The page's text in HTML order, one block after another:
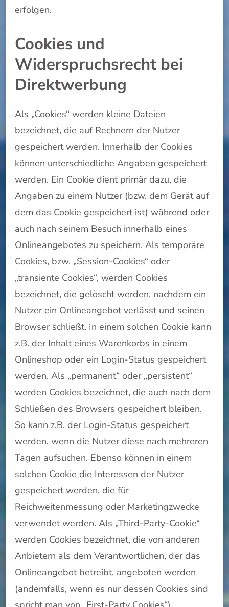
erfolgen.
Cookies und
Widerspruchsrecht bei
Direktwerbung
Als „Cookies“ werden kleine Dateien
bezeichnet, die auf Rechnern der Nutzer
gespeichert werden. Innerhalb der Cookies
können unterschiedliche Angaben gespeichert
werden. Ein Cookie dient primär dazu, die
Angaben zu einem Nutzer (bzw. dem Gerät auf
dem das Cookie gespeichert ist) während oder
auch nach seinem Besuch innerhalb eines
Onlineangebotes zu speichern. Als temporäre
Cookies, bzw. „Session-Cookies“ oder
„transiente Cookies“, werden Cookies
bezeichnet, die gelöscht werden, nachdem ein
Nutzer ein Onlineangebot verlässt und seinen
Browser schließt. In einem solchen Cookie kann
z.B. der Inhalt eines Warenkorbs in einem
Onlineshop oder ein Login-Status gespeichert
werden. Als „permanent“ oder „persistent“
werden Cookies bezeichnet, die auch nach dem
Schließen des Browsers gespeichert bleiben.
So kann z.B. der Login-Status gespeichert
werden, wenn die Nutzer diese nach mehreren
Tagen aufsuchen. Ebenso können in einem
solchen Cookie die Interessen der Nutzer
gespeichert werden, die für
Reichweitenmessung oder Marketingzwecke
verwendet werden. Als „Third-Party-Cookie“
werden Cookies bezeichnet, die von anderen
Anbietern als dem Verantwortlichen, der das
Onlineangebot betreibt, angeboten werden
(andernfalls, wenn es nur dessen Cookies sind